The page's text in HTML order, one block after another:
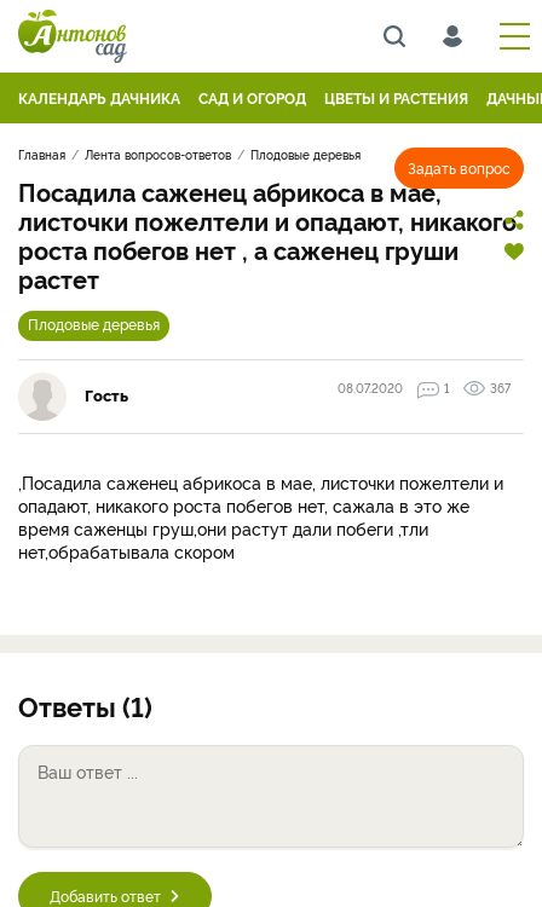
КАЛЕНДАРЬ ДАЧНИКА САД И ОГОРОД ЦВЕТЫ И РАСТЕНИЯ
Задать вопрос
Главная Лента вопросов-ответов Плодовые деревья
Посадила саженец абрикоса в мае,
листочки пожелтели и опадают, никакого
роста побегов нет , а саженец груши
растет
Плодовые деревья
Гость 08.07.2020 1 367
,Посадила саженец абрикоса в мае, листочки пожелтели и
опадают, никакого роста побегов нет, сажала в это же
время саженцы груш,они растут дали побеги ,тли
нет,обрабатывала скором
Ответы (1)
Добавить ответ